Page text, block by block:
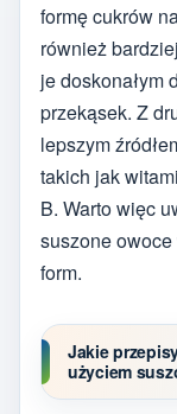
formę cukrów
również
je doskonałym
przekąsek. Z
lepszym
takich jak
B. Warto więc
suszone
form.
Jakie
użyciem